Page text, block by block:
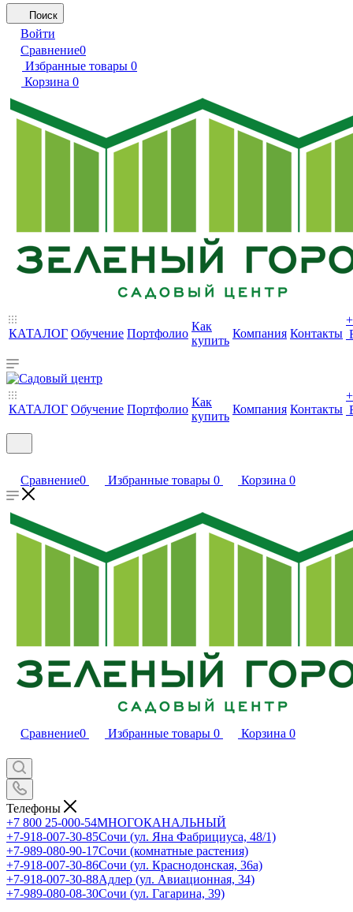
Поиск
Войти
Сравнение0
Избранные товары 0
Корзина 0
КАТАЛОГ Обучение Портфолио
Как
купить
Компания Контакты
+
КАТАЛОГ Обучение Портфолио
Как
купить
Компания Контакты
+
Сравнение0 Избранные товары 0 Корзина 0
Сравнение0 Избранные товары 0 Корзина 0
Телефоны
+7 800 25-000-54МНОГОКАНАЛЬНЫЙ
+7-918-007-30-85Сочи (ул. Яна Фабрициуса, 48/1)
+7-989-080-90-17Сочи (комнатные растения)
+7-918-007-30-86Сочи (ул. Краснодонская, 36а)
+7-918-007-30-88Адлер (ул. Авиационная, 34)
+7-989-080-08-30Сочи (ул. Гагарина, 39)